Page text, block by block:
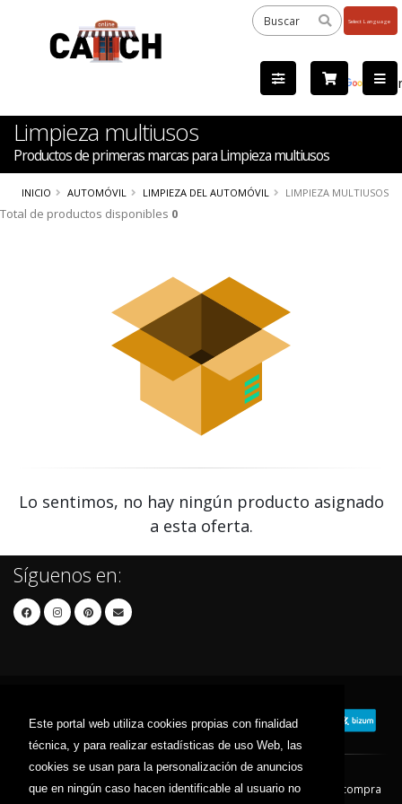
Este portal web utiliza cookies propias con finalidad
técnica, y para realizar estadísticas de uso Web, las
cookies se usan para la personalización de anuncios
que en ningún caso hacen identificable al usuario no
by
Limpieza multiusos
Productos de primeras marcas para Limpieza multiusos
INICIO AUTOMÓVIL LIMPIEZA DEL AUTOMÓVIL LIMPIEZA MULTIUSOS
Total de productos disponibles 0
Lo sentimos, no hay ningún producto asignado
a esta oferta.
Síguenos en:
Contacto Aviso Legal
Condiciones de compra